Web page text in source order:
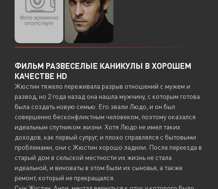
ФИЛЬМ РАЗВЕСЕЛЫЕ КАНИКУЛЫ В ХОРОШЕМ
КАЧЕСТВЕ HD
Жюстин тяжело переживала разрыв отношений с мужем и
развод, но 2 года назад она нашла мужчину, с которым готова
была создать новую семью. Его звали Людо, и он был
совершенно бесконфликтным человеком, поэтому оказался
идеальным спутником жизни. Хотя Людо не имел таких
доходов, как первый супруг, и плохо справлялся с бытовыми
проблемами, они с Жюстин хорошо ладили. После переезда в
старый дом в сельской местности их жизнь не стала
идеальной, и виноваты в этом были их сыновья, а также
ремонт, который не прекращался.